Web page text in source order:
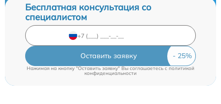
Бесплатная консультация со
специалистом
Оставить заявку
Нажимая на кнопку "Оставить заявку" Вы соглашаетесь c политикой
конфиденциальности